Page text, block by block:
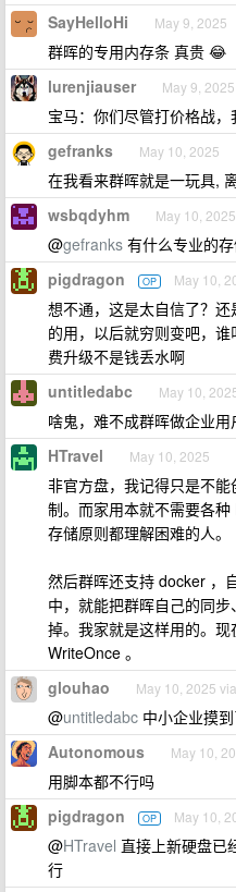
SayHelloHi May 9, 2025
群晖的专用内存条 真贵 😂
lurenjiauser May 9, 2025
宝马：你们尽管打价格战，
gefranks May 10, 2025
在我看来群晖就是一玩具,
wsbqdyhm May 10, 2025
@gefranks 有什么专业的存
pigdragon OP May 10,
想不通，这是太自信了？
的用，以后就穷则变吧，
费升级不是钱丢水啊
untitledabc May 10,
啥鬼，难不成群晖做企业
HTravel May 10, 2025
非官方盘，我记得只是不
制。而家用本就不需要各
存储原则都理解困难的人。
然后群晖还支持 docker ，
中，就能把群晖自己的同
掉。我家就是这样用的。
WriteOnce 。
glouhao May 10, 2025
@untitledabc 中小企业摸
Autonomous May 10,
用脚本都不行吗
pigdragon OP May 10,
@HTravel 直接上新硬盘已
行